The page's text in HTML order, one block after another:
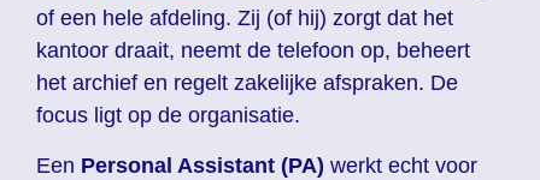
of een hele afdeling. Zij (of hij) zorgt dat het
kantoor draait, neemt de telefoon op, beheert
het archief en regelt zakelijke afspraken. De
focus ligt op de organisatie.
Een Personal Assistant (PA) werkt echt voor